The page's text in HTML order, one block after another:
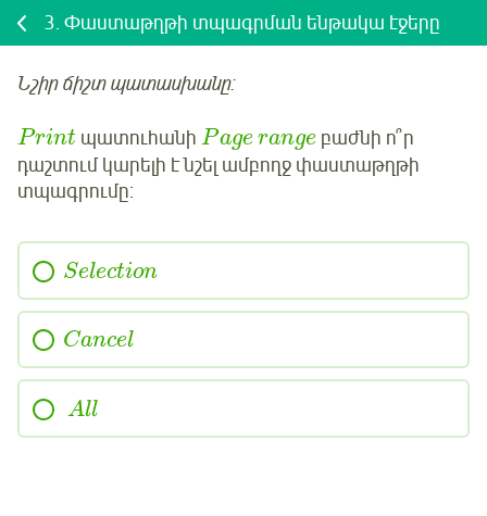
3. Փաստաթղթի տպագրման ենթակա էջերը
Նշիր ճիշտ պատասխանը:
Print պատուհանիPage range բաժնի ո՞ր
դաշտում կարելի է նշել ամբողջ փաստաթղթի
տպագրումը:
Selection
Cancel
All